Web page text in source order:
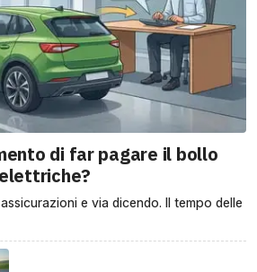
di far pagare il bollo
e via dicendo. Il tempo delle